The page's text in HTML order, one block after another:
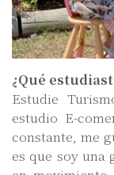
¿Qué
Estudie
estudio E-
constante, me
es que soy una